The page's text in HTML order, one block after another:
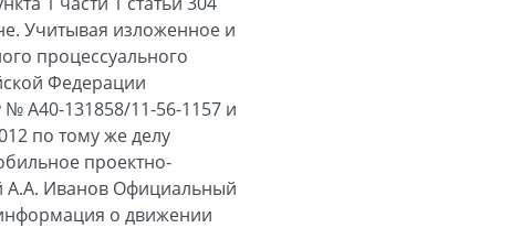
Учитывая изложенное и
процессуального
Федерации
А40-131858/11-56-1157 и
по тому же делу
проектно-
А.А. Иванов Официальный
о движении